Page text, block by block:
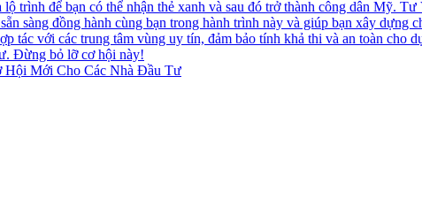
Hội Mới Cho Các Nhà Đầu Tư